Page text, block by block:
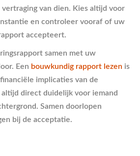
van dien. Kies altijd voor
en controleer vooraf of uw
accepteert.
samen met uw
Een bouwkundig rapport lezen is
implicaties van de
direct duidelijk voor iemand
Samen doorlopen
bij de acceptatie.